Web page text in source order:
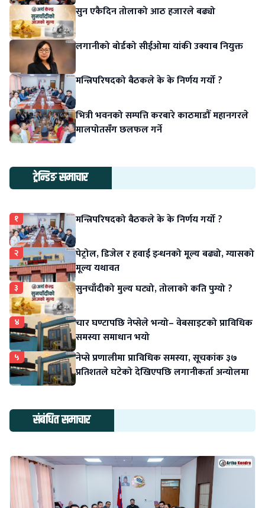
सुन एकैदिन तोलाको आठ हजारले बढ्यो
लगानीको बोर्डको सीईओमा यांकी उक्याब नियुक्त
मन्त्रिपरिषदको बैठकले के के निर्णय गर्यो ?
भित्री भवनको सम्पत्ति करबारे काठमाडौँ महानगरले
मालपोतसँग छलफल गर्ने
ट्रेन्डिङ समाचार
१ मन्त्रिपरिषदको बैठकले के के निर्णय गर्यो ?
२
पेट्रोल, डिजेल र हवाई इन्धनको मूल्य बढ्यो, ग्यासको
मूल्य यथावत
३ सुनचाँदीको मुल्य घट्यो, तोलाको कति पुग्यो ?
४
चार घण्टापछि नेप्सेले भन्यो– वेबसाइटको प्राविधिक
समस्या समाधान भयो
५
नेप्से प्रणालीमा प्राविधिक समस्या, सूचकांक ३७
प्रतिशतले घटेको देखिएपछि लगानीकर्ता अन्योलमा
संबंधित समाचार